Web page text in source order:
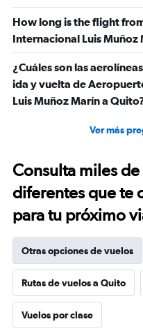
How long is the flight
Internacional Luis Muñoz
¿Cuáles son las
ida y vuelta de
Luis Muñoz Marín a
Ver más
Consulta miles
diferentes que te
para tu próximo
Otras opciones de vuelos
Rutas de vuelos a Quito
Vuelos por clase